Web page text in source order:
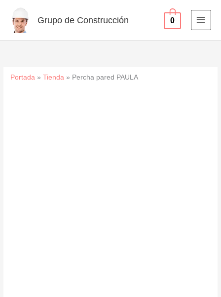
contenido
Grupo de Construcción 0
Portada »Tienda » Percha pared PAULA